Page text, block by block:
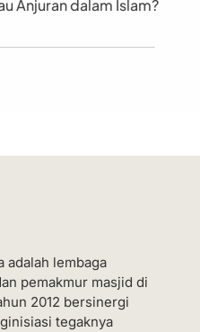
Anjuran dalam Islam?
adalah lembaga
pemakmur masjid di
2012 bersinergi
tegaknya